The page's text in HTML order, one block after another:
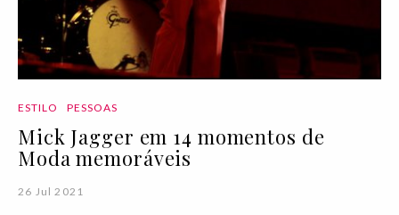
ESTILO PESSOAS
Mick Jagger em 14 momentos de
Moda memoráveis
26 Jul 2021